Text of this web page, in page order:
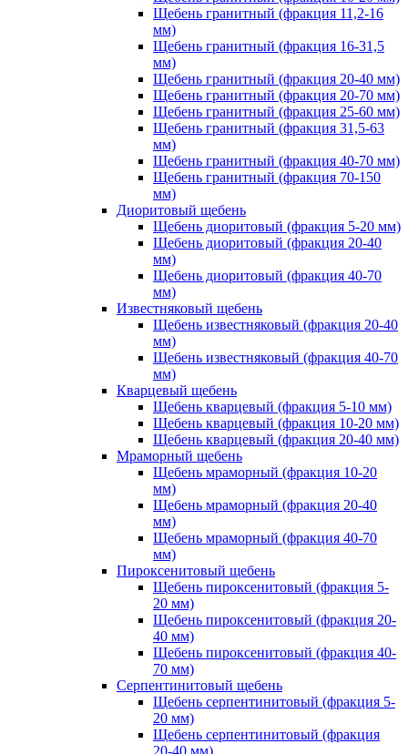
Щебень гранитный (фракция 11,2-16
мм)
Щебень гранитный (фракция 16-31,5
мм)
Щебень гранитный (фракция 20-40 мм)
Щебень гранитный (фракция 20-70 мм)
Щебень гранитный (фракция 25-60 мм)
Щебень гранитный (фракция 31,5-63
мм)
Щебень гранитный (фракция 40-70 мм)
Щебень гранитный (фракция 70-150
мм)
Диоритовый щебень
Щебень диоритовый (фракция 5-20 мм)
Щебень диоритовый (фракция 20-40
мм)
Щебень диоритовый (фракция 40-70
мм)
Известняковый щебень
Щебень известняковый (фракция 20-40
мм)
Щебень известняковый (фракция 40-70
мм)
Кварцевый щебень
Щебень кварцевый (фракция 5-10 мм)
Щебень кварцевый (фракция 10-20 мм)
Щебень кварцевый (фракция 20-40 мм)
Мраморный щебень
Щебень мраморный (фракция 10-20
мм)
Щебень мраморный (фракция 20-40
мм)
Щебень мраморный (фракция 40-70
мм)
Пироксенитовый щебень
Щебень пироксенитовый (фракция 5-
20 мм)
Щебень пироксенитовый (фракция 20-
40 мм)
Щебень пироксенитовый (фракция 40-
70 мм)
Серпентинитовый щебень
Щебень серпентинитовый (фракция 5-
20 мм)
Щебень серпентинитовый (фракция
20-40 мм)